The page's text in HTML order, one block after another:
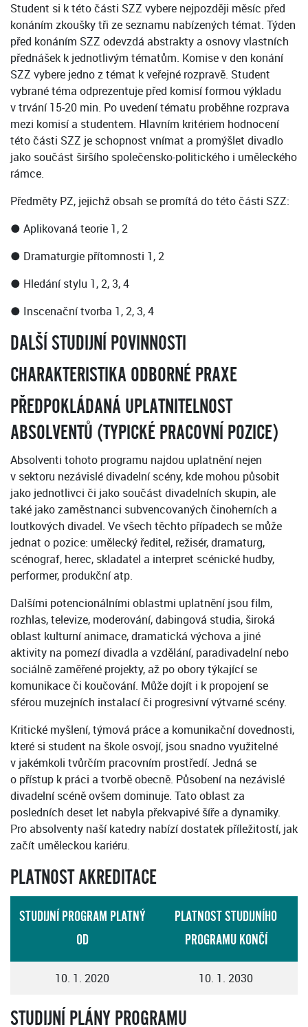
Student si k této části SZZ vybere nejpozději měsíc před
konáním zkoušky tři ze seznamu nabízených témat. Týden
před konáním SZZ odevzdá abstrakty a osnovy vlastních
přednášek k jednotlivým tématům. Komise v den konání
SZZ vybere jedno z témat k veřejné rozpravě. Student
vybrané téma odprezentuje před komisí formou výkladu
v trvání 15-20 min. Po uvedení tématu proběhne rozprava
mezi komisí a studentem. Hlavním kritériem hodnocení
této části SZZ je schopnost vnímat a promýšlet divadlo
jako součást širšího společensko-politického i uměleckého
rámce.
Předměty PZ, jejichž obsah se promítá do této části SZZ:
● Aplikovaná teorie 1, 2
● Dramaturgie přítomnosti 1, 2
● Hledání stylu 1, 2, 3, 4
● Inscenační tvorba 1, 2, 3, 4
DALŠÍ STUDIJNÍ POVINNOSTI
CHARAKTERISTIKA ODBORNÉ PRAXE
PŘEDPOKLÁDANÁ UPLATNITELNOST
ABSOLVENTŮ (TYPICKÉ PRACOVNÍ POZICE)
Absolventi tohoto programu najdou uplatnění nejen
v sektoru nezávislé divadelní scény, kde mohou působit
jako jednotlivci či jako součást divadelních skupin, ale
také jako zaměstnanci subvencovaných činoherních a
loutkových divadel. Ve všech těchto případech se může
jednat o pozice: umělecký ředitel, režisér, dramaturg,
scénograf, herec, skladatel a interpret scénické hudby,
performer, produkční atp.
Dalšími potencionálními oblastmi uplatnění jsou film,
rozhlas, televize, moderování, dabingová studia, široká
oblast kulturní animace, dramatická výchova a jiné
aktivity na pomezí divadla a vzdělání, paradivadelní nebo
sociálně zaměřené projekty, až po obory týkající se
komunikace či koučování. Může dojít i k propojení se
sférou muzejních instalací či progresivní výtvarné scény.
Kritické myšlení, týmová práce a komunikační dovednosti,
které si student na škole osvojí, jsou snadno využitelné
v jakémkoli tvůrčím pracovním prostředí. Jedná se
o přístup k práci a tvorbě obecně. Působení na nezávislé
divadelní scéně ovšem dominuje. Tato oblast za
posledních deset let nabyla překvapivé šíře a dynamiky.
Pro absolventy naší katedry nabízí dostatek příležitostí, jak
začít uměleckou kariéru.
PLATNOST AKREDITACE
STUDIJNÍ PROGRAM PLATNÝ
OD
PLATNOST STUDIJNÍHO
PROGRAMU KONČÍ
10. 1. 2020 10. 1. 2030
STUDIJNÍ PLÁNY PROGRAMU